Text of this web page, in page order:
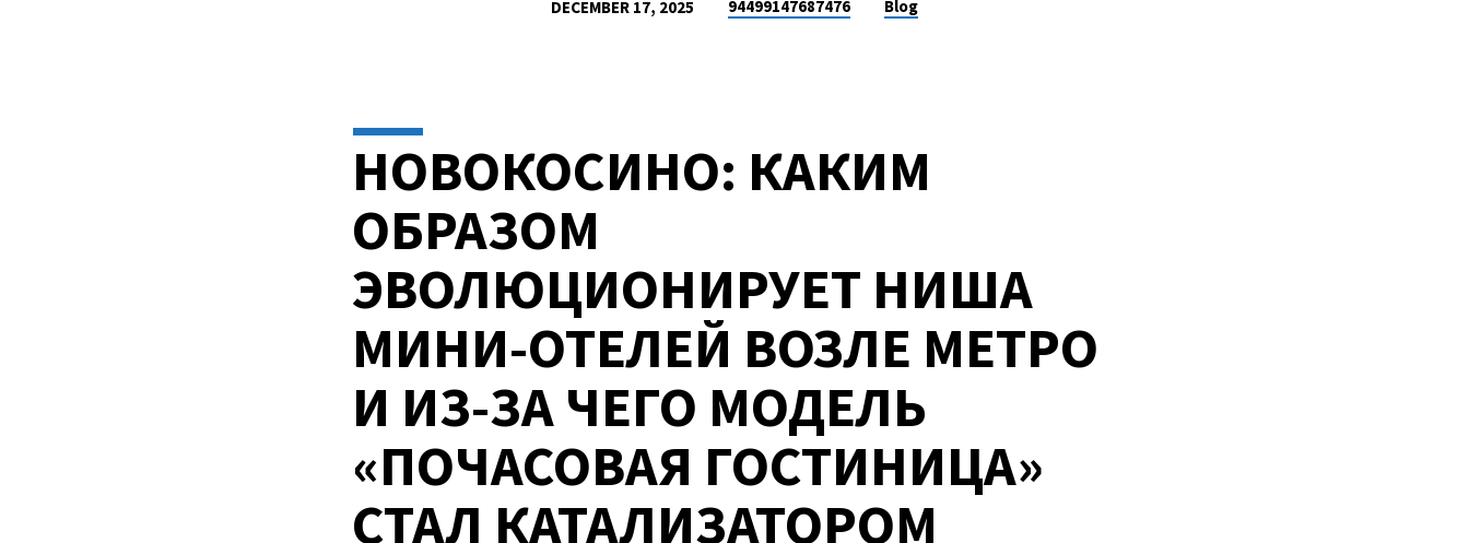
НОВОКОСИНО
ВОСТРЕБОВАННОСТИ
DECEMBER 17, 2025 94499147687476 Blog
НОВОКОСИНО: КАКИМ
ОБРАЗОМ
ЭВОЛЮЦИОНИРУЕТ НИШA
МИНИ-ОТЕЛЕЙ ВОЗЛЕ МЕТРО
И ИЗ-ЗА ЧЕГО МОДЕЛЬ
«ПОЧАСОВАЯ ГОСТИНИЦА»
СТАЛ КАТАЛИЗАТОРОМ